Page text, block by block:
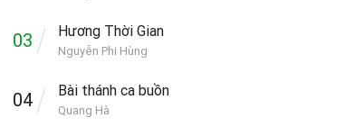
03 Hương Thời Gian
Nguyễn Phi Hùng
04 Bài thánh ca buồn
Quang Hà